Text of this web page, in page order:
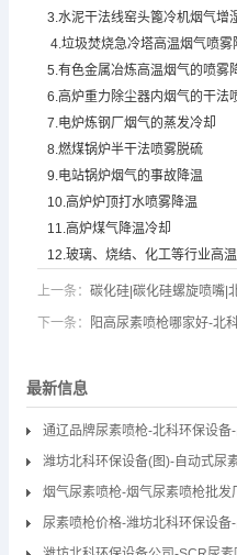
3.水泥干法线窑头篦冷机烟气增
4.垃圾焚烧急冷塔高温烟气喷雾
5.有色金属冶炼高温烟气的喷雾
6.高炉重力除尘器内烟气的干法
7.电炉炼钢厂烟气的蒸发冷却
8.燃煤锅炉半干法喷雾脱硫
9.电站锅炉烟气的事故降温
10.高炉炉顶打水喷雾降温
11.高炉煤气降温冷却
12.玻璃、烧结、化工等行业高
上一条： 碳化硅|碳化硅螺旋喷嘴|
下一条： 阳高尿素喷枪哪家好-北
最新信息
通辽品牌尿素喷枪-北科环保设备
潍坊北科环保设备(图)-自动式尿
烟气尿素喷枪-烟气尿素喷枪批发
尿素喷枪价格-潍坊北科环保设备